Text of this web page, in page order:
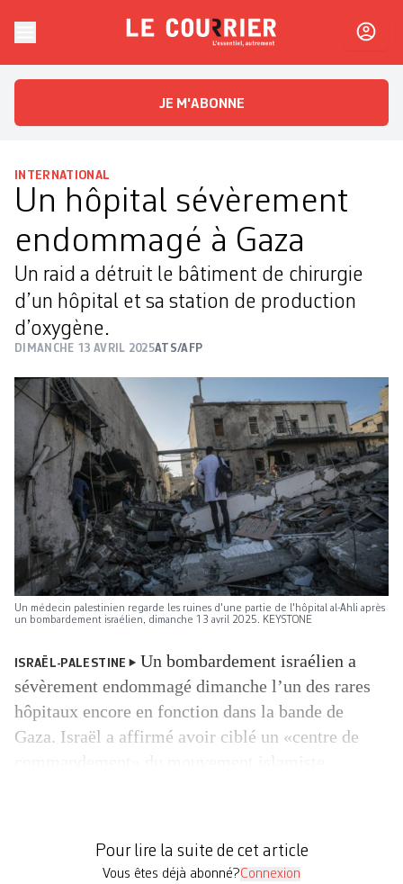
Le CourrierL'essentiel, autrement
JE M'ABONNE
INTERNATIONAL
Un hôpital sévèrement
endommagé à Gaza
Un raid a détruit le bâtiment de chirurgie
d’un hôpital et sa station de production
d’oxygène.
DIMANCHE 13 AVRIL 2025ATS/AFP
Un médecin palestinien regarde les ruines d'une partie de l'hôpital al-Ahli après
un bombardement israélien, dimanche 13 avril 2025. KEYSTONE
ISRAËL-PALESTINE
Un bombardement israélien a
sévèrement endommagé dimanche l’un des rares
hôpitaux encore en fonction dans la bande de
Gaza. Israël a affirmé avoir ciblé un «centre de
Baptiste, survenue après l’annonce par […]
Pour lire la suite de cet article
Vous êtes déjà abonné?Connexion